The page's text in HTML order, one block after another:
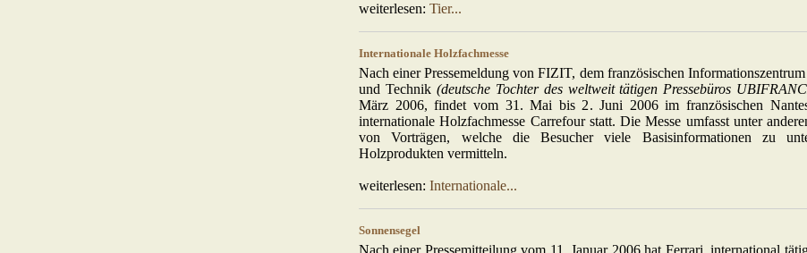
weiterlesen: Tier...
Internationale Holzfachmesse
Nach einer Pressemeldung von FIZIT, dem französischen
und Technik (deutsche Tochter des weltweit tätigen Pressebüros
März 2006, findet vom 31. Mai bis 2. Juni 2006 im französischen
internationale Holzfachmesse Carrefour statt. Die Messe umfasst unter
von Vorträgen, welche die Besucher viele Basisinformationen zu
Holzprodukten vermitteln.
weiterlesen: Internationale...
Sonnensegel
Nach einer Pressemitteilung vom 11. Januar 2006 hat Ferrari, international